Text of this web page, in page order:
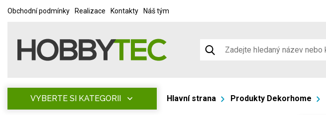
Obchodní podmínky Realizace Kontakty Náš tým
VYBERTE SI KATEGORII Hlavní strana Produkty Dekorhome